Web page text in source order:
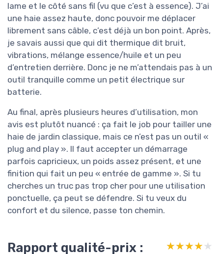
lame et le côté sans fil (vu que c’est à essence). J’ai
une haie assez haute, donc pouvoir me déplacer
librement sans câble, c’est déjà un bon point. Après,
je savais aussi que qui dit thermique dit bruit,
vibrations, mélange essence/huile et un peu
d’entretien derrière. Donc je ne m’attendais pas à un
outil tranquille comme un petit électrique sur
batterie.
Au final, après plusieurs heures d’utilisation, mon
avis est plutôt nuancé : ça fait le job pour tailler une
haie de jardin classique, mais ce n’est pas un outil «
plug and play ». Il faut accepter un démarrage
parfois capricieux, un poids assez présent, et une
finition qui fait un peu « entrée de gamme ». Si tu
cherches un truc pas trop cher pour une utilisation
ponctuelle, ça peut se défendre. Si tu veux du
confort et du silence, passe ton chemin.
Rapport qualité-prix : ★★★★★
★★★★★